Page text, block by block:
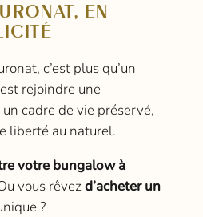
EN
c’est plus qu’un
rejoindre une
un cadre de vie préservé,
liberté au naturel.
votre bungalow à
vous rêvezd’acheter un
?